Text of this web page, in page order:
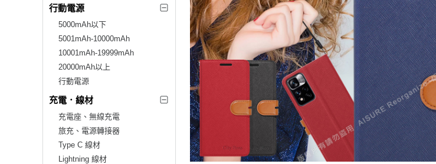
行動電源
5000mAh以下
5001mAh-10000mAh
10001mAh-19999mAh
20000mAh以上
行動電源
充電．線材
充電座、無線充電
旅充、電源轉接器
Type C 線材
Lightning 線材